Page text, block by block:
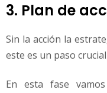
3. Plan de
Sin la acción la
este es un paso
En esta fase